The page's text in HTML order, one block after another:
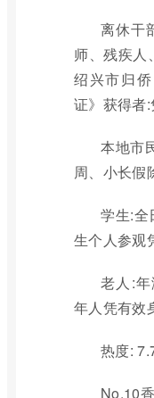
离休干
师、残疾人
绍兴市归
证》获得者:
本地市
周、小长假
学生:全
生个人参观
老人:
年人凭有效
热度:
No.10